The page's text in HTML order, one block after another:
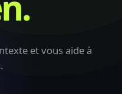
et vous aide à